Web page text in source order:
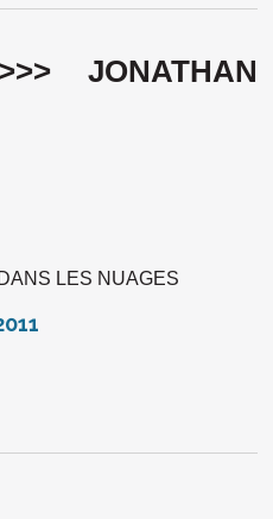
>>> JONATHAN
LES NUAGES